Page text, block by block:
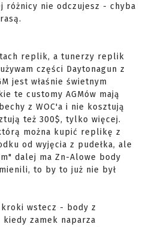
różnicy nie odczujesz - chyba
replik, a tunerzy replik
części Daytonagun z
jest właśnie świetnym
te customy AGMów mają
z WOC'a i nie kosztują
też 300$, tylko więcej.
można kupić replikę z
od wyjęcia z pudełka, ale
dalej ma Zn-Alowe body
to by to już nie był
kroki wstecz - body z
zamek naparza